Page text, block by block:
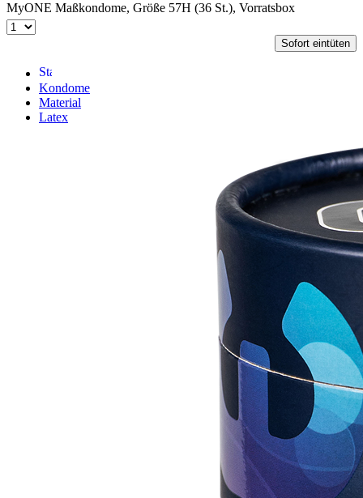
MyONE Maßkondome, Größe 57H (36 St.), Vorratsbox
Sofort eintüten
Kondome
Material
Latex